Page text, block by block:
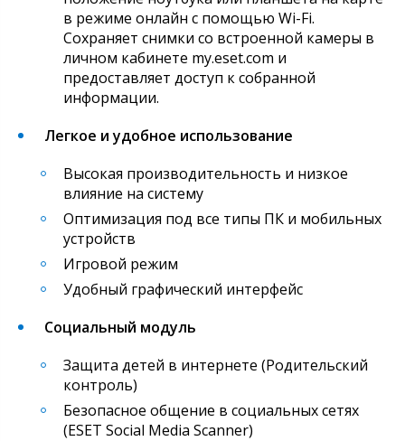
в режиме онлайн с помощью Wi-Fi.
Сохраняет снимки со встроенной камеры в
личном кабинете my.eset.com и
предоставляет доступ к собранной
информации.
Легкое и удобное использование
Высокая производительность и низкое
влияние на систему
Оптимизация под все типы ПК и мобильных
устройств
Игровой режим
Удобный графический интерфейс
Социальный модуль
Защита детей в интернете (Родительский
контроль)
Безопасное общение в социальных сетях
(ESET Social Media Scanner)